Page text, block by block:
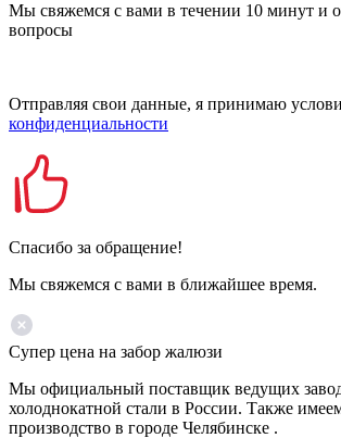
Мы свяжемся с вами в течении 10 минут и
вопросы
Отправляя свои данные, я принимаю
конфиденциальности
Спасибо за обращение!
Мы свяжемся с вами в ближайшее время.
Супер цена на забор жалюзи
Мы официальный поставщик ведущих
холоднокатной стали в России. Также
производство в городе Челябинске .